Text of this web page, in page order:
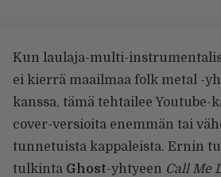
Kun laulaja-multi-
ei kierrä maailmaa folk metal -
kanssa, tämä tehtailee Youtube-
cover-versioita enemmän tai
tunnetuista kappaleista. Ernin
tulkinta Ghost-yhtyeen Call Me